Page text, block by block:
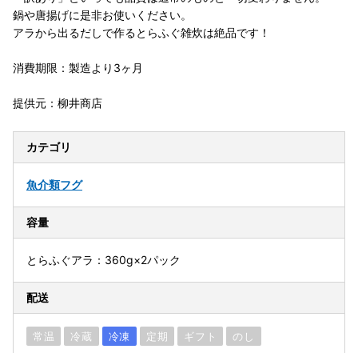
鍋や唐揚げに是非お使いください。
アラから出るだしで作るとらふぐ雑炊は絶品です！
消費期限：製造より3ヶ月
提供元：柳井商店
カテゴリ
魚介類フグ
容量
とらふぐアラ：360g×2パック
配送
常温 冷蔵 冷凍 定期 ギフト のし